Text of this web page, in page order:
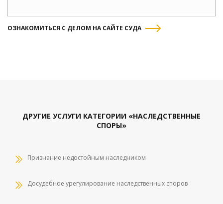
ОЗНАКОМИТЬСЯ С ДЕЛОМ НА САЙТЕ СУДА
ДРУГИЕ УСЛУГИ КАТЕГОРИИ «НАСЛЕДСТВЕННЫЕ
СПОРЫ»
Признание недостойным наследником
Досудебное урегулирование наследственных споров